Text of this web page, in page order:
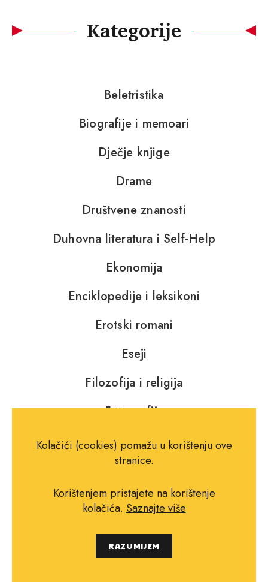
Kategorije
Beletristika
Biografije i memoari
Dječje knjige
Drame
Društvene znanosti
Duhovna literatura i Self-Help
Ekonomija
Enciklopedije i leksikoni
Erotski romani
Eseji
Filozofija i religija
Fotografija
Glazba, kazalište i film
Horor, fantastika i SF
Jezik, rječnici i gramatike
Književna teorija i kritika
Kolačići (cookies) pomažu u korištenju ove
stranice.
Korištenjem pristajete na korištenje
kolačića. Saznajte više
RAZUMIJEM